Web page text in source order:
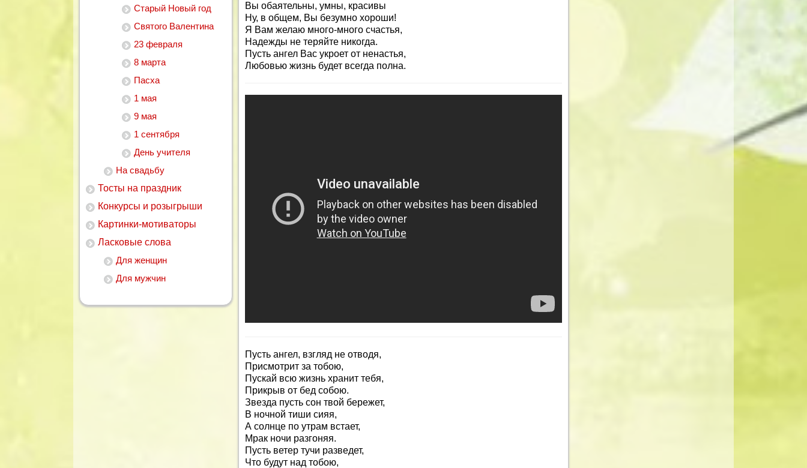
Старый Новый год
Святого Валентина
23 февраля
8 марта
Пасха
1 мая
9 мая
1 сентября
День учителя
На свадьбу
Тосты на праздник
Конкурсы и розыгрыши
Картинки-мотиваторы
Ласковые слова
Для женщин
Для мужчин
Вы обаятельны, умны, красивы
Ну, в общем, Вы безумно хороши!
Я Вам желаю много-много счастья,
Надежды не теряйте никогда.
Пусть ангел Вас укроет от ненастья,
Любовью жизнь будет всегда полна.
Пусть ангел, взгляд не отводя,
Присмотрит за тобою,
Пускай всю жизнь хранит тебя,
Прикрыв от бед собою.
Звезда пусть сон твой бережет,
В ночной тиши сияя,
А солнце по утрам встает,
Мрак ночи разгоняя.
Пусть ветер тучи разведет,
Что будут над тобою,